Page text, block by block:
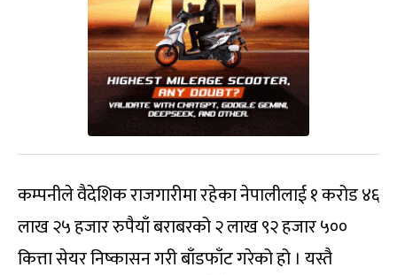
कम्पनीले वैदेशिक राजगारीमा रहेका नेपालीलाई १ करोड ४६
लाख २५ हजार रुपैयाँ बराबरको २ लाख ९२ हजार ५००
कित्ता सेयर निष्कासन गरी बाँडफाँट गरेको हो । यस्तै